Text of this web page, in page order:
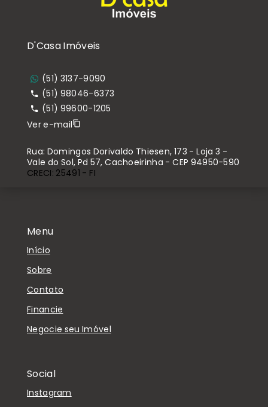
Menu
Início
Sobre
Contato
Financie
Negocie seu Imóvel
Social
Instagram
D'Casa Imóveis
(51) 3137-9090
(51) 98046-6373
(51) 99600-1205
Ver e-mail
Rua: Domingos Dorivaldo Thiesen, 173 - Loja 3 -
Vale do Sol, Pd 57, Cachoeirinha - CEP 94950-590
CRECI: 25491 - FI